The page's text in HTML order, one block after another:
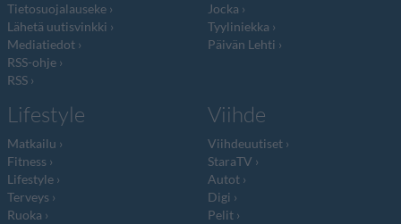
Tietosuojalauseke
Lähetä uutisvinkki
Mediatiedot
RSS-ohje
RSS
Jocka
Tyyliniekka
Päivän Lehti
Lifestyle
Matkailu
Fitness
Lifestyle
Terveys
Ruoka
Viihde
Viihdeuutiset
StaraTV
Autot
Digi
Pelit